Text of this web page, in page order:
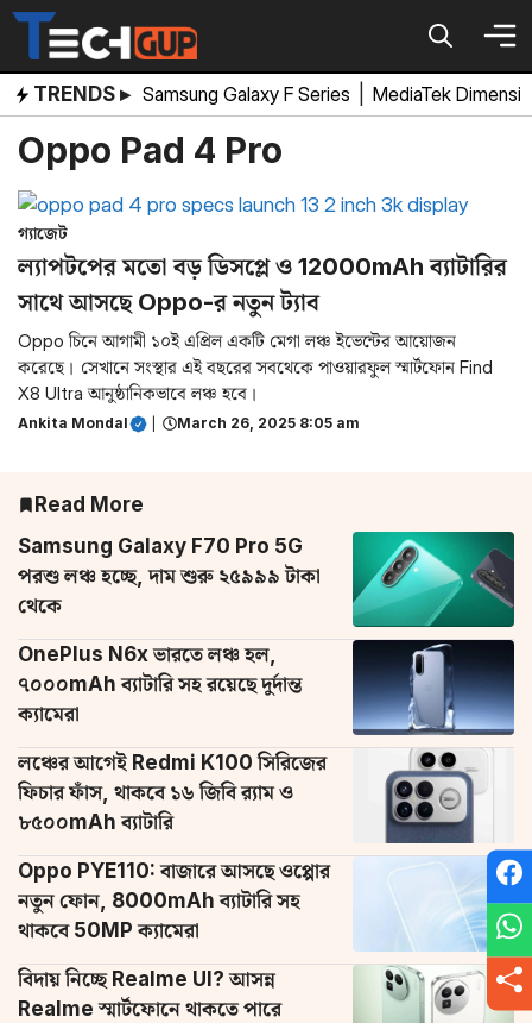
Skip
content
TRENDS ▸ Samsung Galaxy F Series MediaTek
Oppo Pad 4 Pro
গ্যাজেট
ল্যাপটপের মতো বড় ডিসপ্লে ও 12000mAh ব্যাটারির
সাথে আসছে Oppo-র নতুন ট্যাব
Oppo চিনে আগামী ১০ই এপ্রিল একটি মেগা লঞ্চ ইভেন্টের আয়োজন
করেছে। সেখানে সংস্থার এই বছরের সবথেকে পাওয়ারফুল স্মার্টফোন Find
X8 Ultra আনুষ্ঠানিকভাবে লঞ্চ হবে।
Ankita Mondal March 26, 2025 8:05 am
Read More
Samsung Galaxy F70 Pro 5G
পরশু লঞ্চ হচ্ছে, দাম শুরু ২৫৯৯৯ টাকা
থেকে
OnePlus N6x ভারতে লঞ্চ হল,
৭০০০mAh ব্যাটারি সহ রয়েছে দুর্দান্ত
ক্যামেরা
লঞ্চের আগেই Redmi K100 সিরিজের
ফিচার ফাঁস, থাকবে ১৬ জিবি র‌্যাম ও
৮৫০০mAh ব্যাটারি
Oppo PYE110: বাজারে আসছে ওপ্পোর
নতুন ফোন, 8000mAh ব্যাটারি সহ
থাকবে 50MP ক্যামেরা
বিদায় নিচ্ছে Realme UI? আসন্ন
Realme স্মার্টফোনে থাকতে পারে